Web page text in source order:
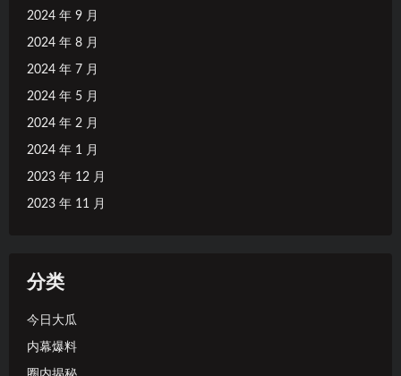
2024 年 9 月
2024 年 8 月
2024 年 7 月
2024 年 5 月
2024 年 2 月
2024 年 1 月
2023 年 12 月
2023 年 11 月
分类
今日大瓜
内幕爆料